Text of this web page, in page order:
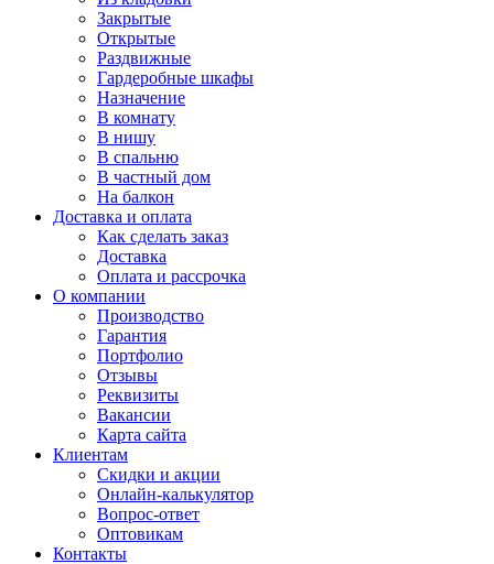
Закрытые
Открытые
Раздвижные
Гардеробные шкафы
Назначение
В комнату
В нишу
В спальню
В частный дом
На балкон
Доставка и оплата
Как сделать заказ
Доставка
Оплата и рассрочка
О компании
Производство
Гарантия
Портфолио
Отзывы
Реквизиты
Вакансии
Карта сайта
Клиентам
Скидки и акции
Онлайн-калькулятор
Вопрос-ответ
Оптовикам
Контакты